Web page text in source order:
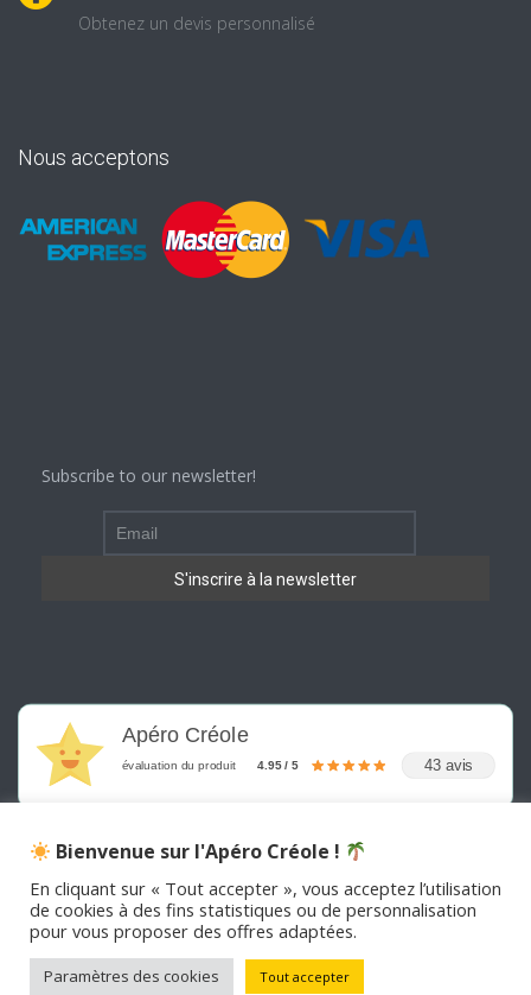
Obtenez un devis personnalisé
Nous acceptons
Subscribe to our newsletter!
Apéro Créole
évaluation du produit 4.95 / 5 43 avis
©2026 APERO CREOLE . Tous les droits sont réservés
Bienvenue sur l'Apéro Créole !
En cliquant sur « Tout accepter », vous acceptez l’utilisation
de cookies à des fins statistiques ou de personnalisation
pour vous proposer des offres adaptées.
Paramètres des cookies Tout accepter